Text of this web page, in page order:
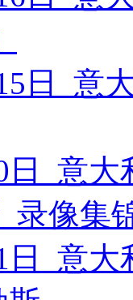
日 意
日 意
录像集
日 意